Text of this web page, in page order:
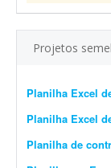
Projetos
Planilha Excel
Planilha de